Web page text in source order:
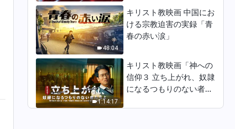
7:34
3:51
日々の神の御言葉: 神の働きを
認識する | 抜粋 222
4:43
日々の神の御言葉: 神の働きを
認識する | 抜粋 223
48:04
キリスト教映画 中国にお
ける宗教迫害の実録「青
春の赤い涙」
1:14:17
キリスト教映画「神への
信仰３ 立ち上がれ、奴隷
になるつもりのない者た